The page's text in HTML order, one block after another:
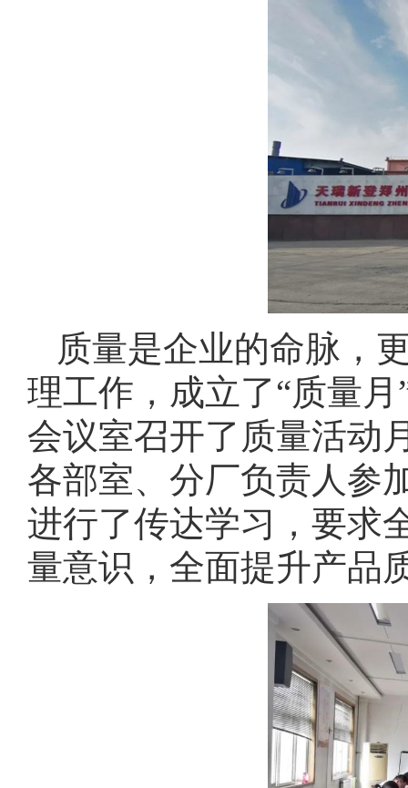
质量是企业的命脉，
理工作，成立了“质量
会议室召开了质量活动
各部室、分厂负责人参
进行了传达学习，要求
量意识，全面提升产品